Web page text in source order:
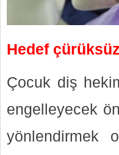
Hedef
Çocuk diş
engelleyecek
yönlendirmek